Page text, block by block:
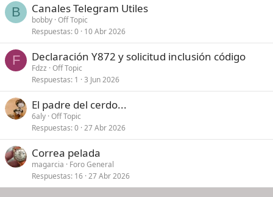
B Canales Telegram Utiles
bobby Off Topic
Respuestas 0 10 Abr 2026
F Declaración Y872 y solicitud inclusión código
Fdzz Off Topic
Respuestas 1 3 Jun 2026
El padre del cerdo...
6aly Off Topic
Respuestas 0 27 Abr 2026
Correa pelada
magarcia
Foro General
Respuestas 16 27 Abr 2026